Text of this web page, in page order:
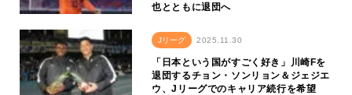
也とともに退団へ
Jリーグ 2025.11.30
「日本という国がすごく好き」川崎Fを
退団するチョン・ソンリョン＆ジェジエ
ウ、Jリーグでのキャリア続行を希望